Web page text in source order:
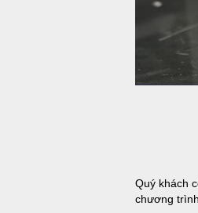
Quý khách
chương